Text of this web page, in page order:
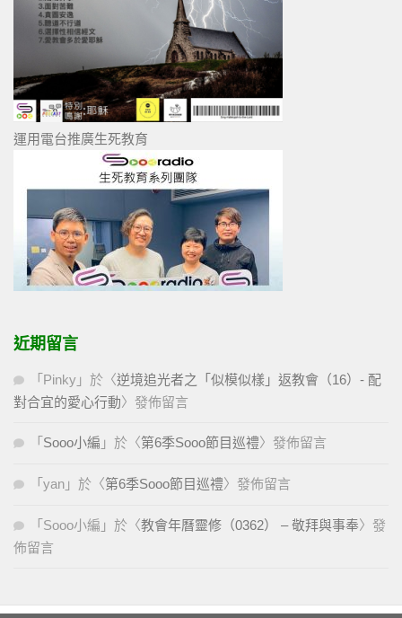
運用電台推廣生死教育
近期留言
「 Pinky 」於〈逆境追光者之「似模似樣」返教會（16）- 配
對合宜的愛心行動〉發佈留言
「 Sooo小編 」於〈第6季Sooo節目巡禮〉發佈留言
「 yan 」於〈第6季Sooo節目巡禮〉發佈留言
「 Sooo小編 」於〈教會年曆靈修（0362） – 敬拜與事奉〉發
佈留言